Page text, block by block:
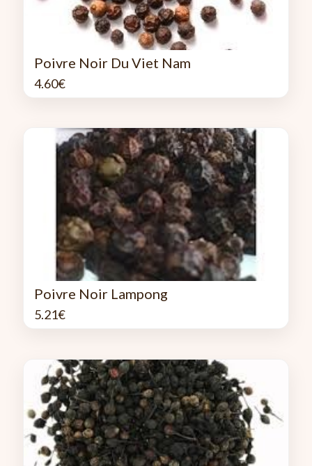
Poivre Noir Du Viet Nam
4.60€
Poivre Noir Lampong
5.21€